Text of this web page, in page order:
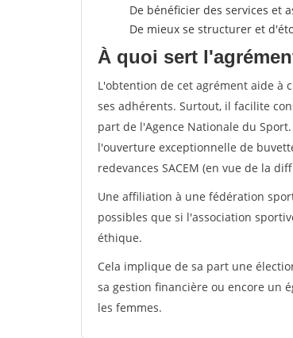
De bénéficier des services et
De mieux se structurer et
À quoi sert
L'obtention de cet agrément aide à
ses adhérents. Surtout, il facilite
part de l'Agence Nationale du
l'ouverture exceptionnelle de
redevances SACEM (en vue de la
Une affiliation à une fédération
possibles que si l'association
éthique.
Cela implique de sa part une
sa gestion financière ou encore un
les femmes.